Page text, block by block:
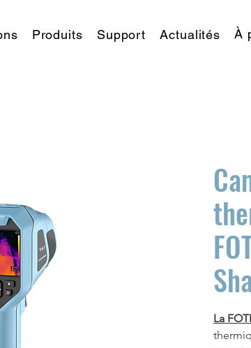
Produits Support Actualités À
La